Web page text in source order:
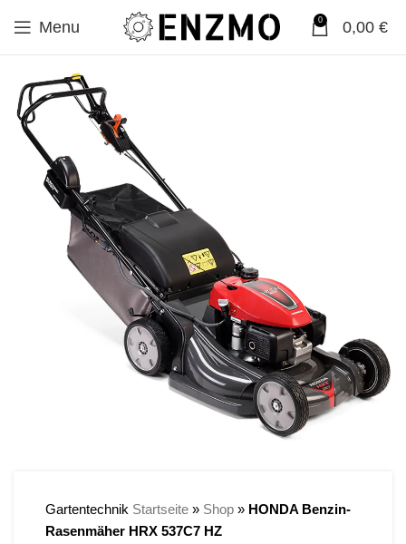
Menu 0 0,00 €
Gartentechnik Startseite » Shop » HONDA Benzin-
Rasenmäher HRX 537C7 HZ